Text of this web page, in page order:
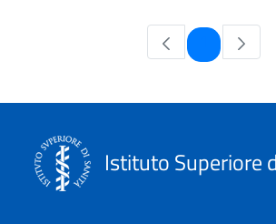
Pagina
Istituto Superiore